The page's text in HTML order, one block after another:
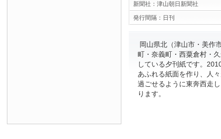
新聞社： 津山朝日新聞社
発行間隔： 日刊
岡山県北（津山市・美作
町・奈義町・西粟倉村・
している夕刊紙です。
あふれる紙面を作り、人
過ごせるように東奔西走
ります。